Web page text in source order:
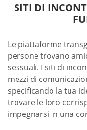
SITI DI
Le piattaforme
persone trovano
sessuali. I siti di
mezzi di
specificando la tua
trovare le loro
impegnarsi in una